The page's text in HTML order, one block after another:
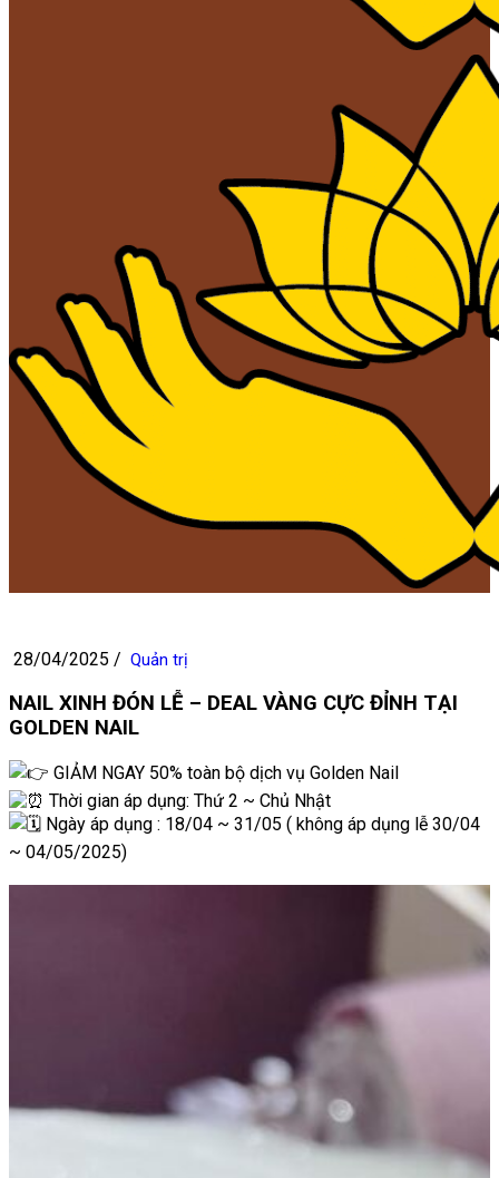
28/04/2025 / Quản trị
NAIL XINH ĐÓN LỄ – DEAL VÀNG CỰC ĐỈNH TẠI
GOLDEN NAIL
GIẢM NGAY 50% toàn bộ dịch vụ Golden Nail
Thời gian áp dụng: Thứ 2 ~ Chủ Nhật
Ngày áp dụng : 18/04 ~ 31/05 ( không áp dụng lễ 30/04
~ 04/05/2025)